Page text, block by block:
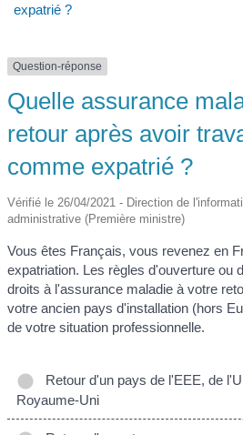
expatrié ?
Question-réponse
Quelle assurance
retour après avoir
comme expatrié ?
Vérifié le 26/04/2021 - Direction de
administrative (Première ministre)
Vous êtes Français, vous revenez en
expatriation. Les règles d'ouverture ou
droits à l'assurance maladie à votre
votre ancien pays d'installation (hors
de votre situation professionnelle.
Retour d'un pays de l'EEE, de
Royaume-Uni